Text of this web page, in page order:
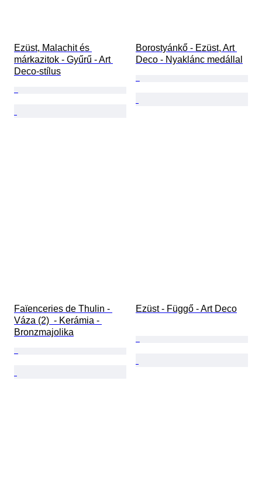
Ezüst, Malachit és
márkazitok - Gyűrű - Art
Deco-stílus
Borostyánkő - Ezüst, Art
Deco - Nyaklánc medállal
Faïenceries de Thulin -
Váza (2)  - Kerámia -
Bronzmajolika
Ezüst - Függő - Art Deco